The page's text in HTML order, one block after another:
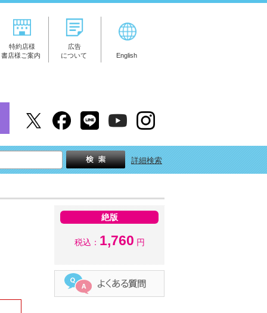
特約店様
書店様ご案内
広告
について
English
詳細検索
絶版
税込： 1,760 円